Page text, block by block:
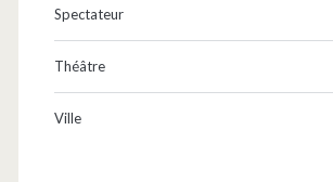
Spectateur
Théâtre
Ville